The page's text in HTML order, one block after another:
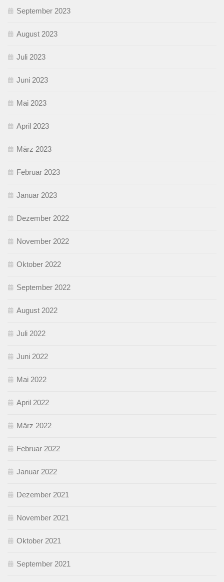
September 2023
August 2023
Juli 2023
Juni 2023
Mai 2023
April 2023
März 2023
Februar 2023
Januar 2023
Dezember 2022
November 2022
Oktober 2022
September 2022
August 2022
Juli 2022
Juni 2022
Mai 2022
April 2022
März 2022
Februar 2022
Januar 2022
Dezember 2021
November 2021
Oktober 2021
September 2021